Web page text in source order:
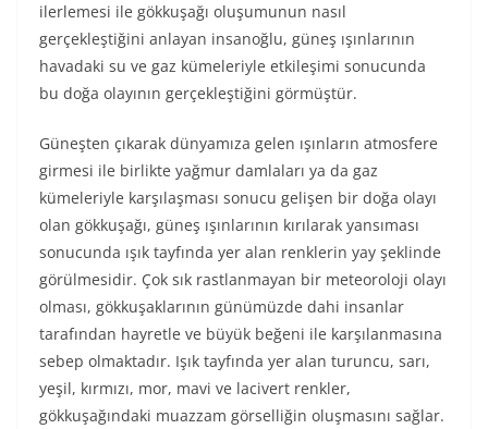
ilerlemesi ile gökkuşağı oluşumunun nasıl
gerçekleştiğini anlayan insanoğlu, güneş ışınlarının
havadaki su ve gaz kümeleriyle etkileşimi sonucunda
bu doğa olayının gerçekleştiğini görmüştür.
Güneşten çıkarak dünyamıza gelen ışınların atmosfere
girmesi ile birlikte yağmur damlaları ya da gaz
kümeleriyle karşılaşması sonucu gelişen bir doğa olayı
olan gökkuşağı, güneş ışınlarının kırılarak yansıması
sonucunda ışık tayfında yer alan renklerin yay şeklinde
görülmesidir. Çok sık rastlanmayan bir meteoroloji olayı
olması, gökkuşaklarının günümüzde dahi insanlar
tarafından hayretle ve büyük beğeni ile karşılanmasına
sebep olmaktadır. Işık tayfında yer alan turuncu, sarı,
yeşil, kırmızı, mor, mavi ve lacivert renkler,
gökkuşağındaki muazzam görselliğin oluşmasını sağlar.